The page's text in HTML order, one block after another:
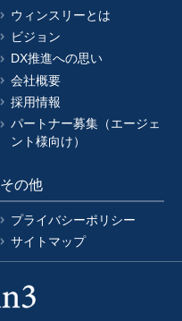
ウィンスリーとは
ビジョン
DX推進への思い
会社概要
採用情報
パートナー募集（エージェ
ント様向け）
その他
プライバシーポリシー
サイトマップ